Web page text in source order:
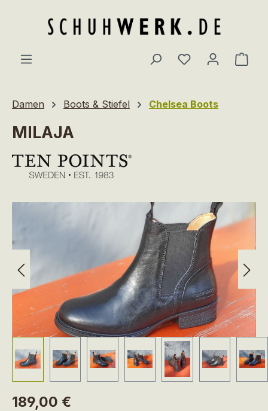
Du hast 0
Damen Boots & Stiefel Chelsea Boots
MILAJA
Regulärer Preis:
189,00 €